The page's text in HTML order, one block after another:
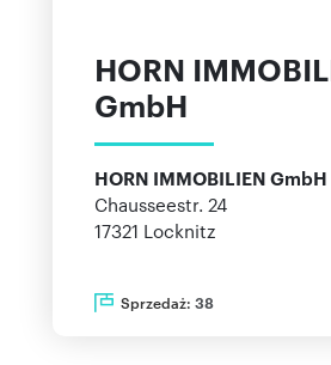
HORN
GmbH
HORN IMMOBILIEN GmbH
Chausseestr. 24
17321 Locknitz
Sprzedaż: 38